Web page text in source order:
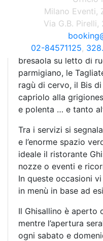
cultura locale, tra cui
a base di
per un esempio di
menù si segnalano
bresaola su letto di
parmigiano, le
ragù di cervo, il Bis
capriolo alla
e polenta … e tanto
Tra i servizi si
e l’enorme spazio
ideale il ristorante
nozze o eventi e
In queste occasioni
in menù in base ad
Il Ghisallino è aperto
mentre l’apertura
ogni sabato e
Milano Eventi,
Via G.B.
02-84571125,